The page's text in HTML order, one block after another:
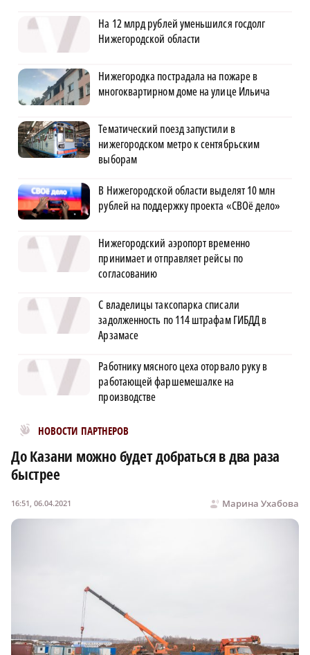
На 12 млрд рублей уменьшился госдолг
Нижегородской области
Нижегородка пострадала на пожаре в
многоквартирном доме на улице Ильича
Тематический поезд запустили в
нижегородском метро к сентябрьским
выборам
В Нижегородской области выделят 10 млн
рублей на поддержку проекта «СВОё дело»
Нижегородский аэропорт временно
принимает и отправляет рейсы по
согласованию
С владелицы таксопарка списали
задолженность по 114 штрафам ГИБДД в
Арзамасе
Работнику мясного цеха оторвало руку в
работающей фаршемешалке на
производстве
НОВОСТИ ПАРТНЕРОВ
Новости МирТесен
До Казани можно будет добраться в два раза
быстрее
Марина Ухабова
16:51, 06.04.2021